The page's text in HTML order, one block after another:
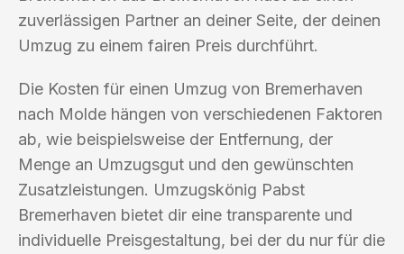
zuverlässigen Partner an deiner Seite, der deinen
Umzug zu einem fairen Preis durchführt.
Die Kosten für einen Umzug von Bremerhaven
nach Molde hängen von verschiedenen Faktoren
ab, wie beispielsweise der Entfernung, der
Menge an Umzugsgut und den gewünschten
Zusatzleistungen. Umzugskönig Pabst
Bremerhaven bietet dir eine transparente und
individuelle Preisgestaltung, bei der du nur für die